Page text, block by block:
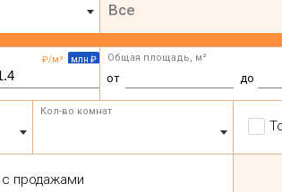
Все
₽/м² млн ₽ Общая площадь, м²
от до
Кол-во комнат
с продажами